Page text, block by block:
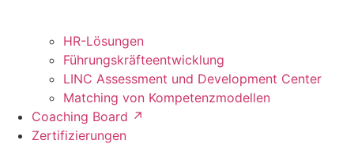
HR-Lösungen
Führungskräfteentwicklung
LINC Assessment und Development Center
Matching von Kompetenzmodellen
Coaching Board ↗︎
Zertifizierungen